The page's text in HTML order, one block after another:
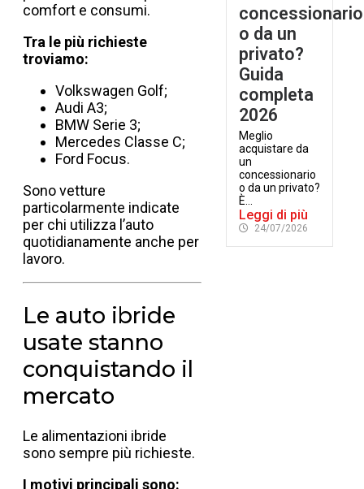
comfort e consumi.
Tra le più richieste
troviamo:
Volkswagen Golf;
Audi A3;
BMW Serie 3;
Mercedes Classe C;
Ford Focus.
Sono vetture
particolarmente indicate
per chi utilizza l’auto
quotidianamente anche per
lavoro.
Le auto ibride
usate stanno
conquistando il
mercato
Le alimentazioni ibride
sono sempre più richieste.
I motivi principali sono:
concessionario
o da un
privato?
Guida
completa
2026
Meglio
acquistare da
un
concessionario
o da un privato?
È...
Leggi di più
24/07/2026